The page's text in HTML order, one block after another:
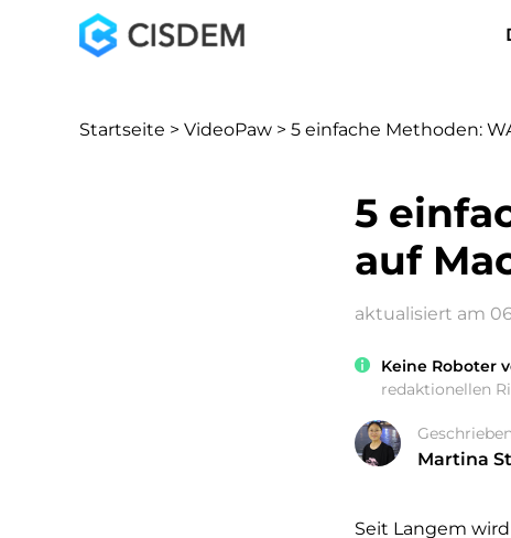
Startseite > VideoPaw > 5 einfache Methoden:
5
auf
aktualisiert am
Keine Roboter
redaktionellen
Martina
Seit Langem